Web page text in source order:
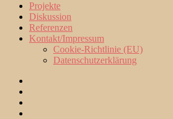
Projekte
Diskussion
Referenzen
Kontakt/Impressum
Cookie-Richtlinie (EU)
Datenschutzerklärung